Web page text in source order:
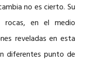
no es cierto. Su
rocas, en el medio
reveladas en esta
diferentes punto de